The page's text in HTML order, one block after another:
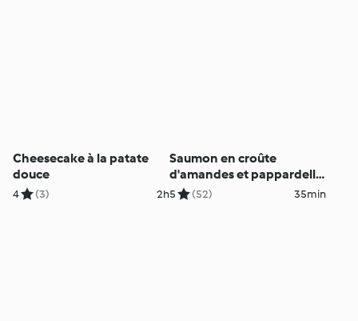
Cheesecake à la patate
douce
4 (3) 2h
Saumon en croûte
d'amandes et pappardelle
aux asperges
5 (52) 35min